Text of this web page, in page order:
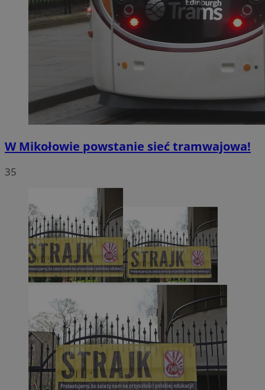
W Mikołowie powstanie sieć tramwajowa!
35